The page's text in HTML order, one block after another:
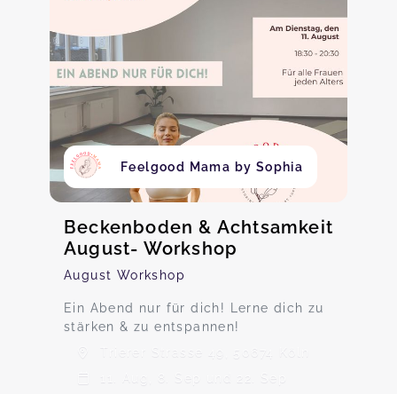
Feelgood Mama by Sophia
Beckenboden & Achtsamkeit
August- Workshop
August Workshop
Ein Abend nur für dich! Lerne dich zu
stärken & zu entspannen!
Trierer Strasse 49, 50674 Köln
11. Aug, 8. Sep und 22. Sep